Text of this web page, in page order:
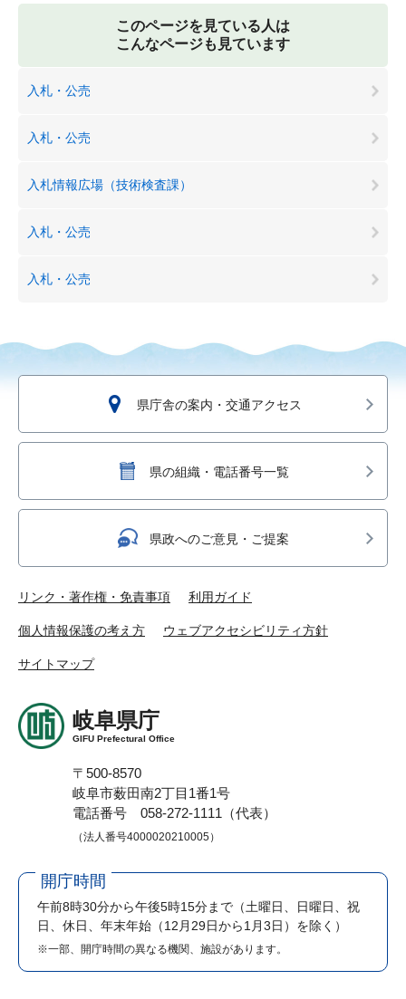
このページを見ている人は
こんなページも見ています
入札・公売
入札・公売
入札情報広場（技術検査課）
入札・公売
入札・公売
県庁舎の案内・交通アクセス
県の組織・電話番号一覧
県政へのご意見・ご提案
リンク・著作権・免責事項 利用ガイド
個人情報保護の考え方 ウェブアクセシビリティ方針
サイトマップ
岐阜県庁
GIFU Prefectural Office
〒500-8570
岐阜市薮田南2丁目1番1号
電話番号 058-272-1111（代表）
（法人番号4000020210005）
開庁時間
午前8時30分から午後5時15分まで （土曜日、日曜日、祝
日、休日、年末年始（12月29日から1月3日）を除く）
※一部、開庁時間の異なる機関、施設があります。